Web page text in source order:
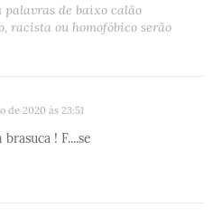
de baixo calão
racista ou homofóbico serão
de 2020 às 23:51
! F....se